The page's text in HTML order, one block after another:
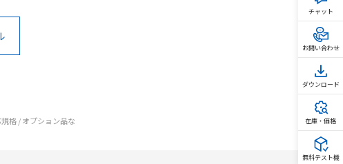
格 / オプション品な
チャット
お問い合わせ
ダウンロード
在庫・価格
無料テスト機